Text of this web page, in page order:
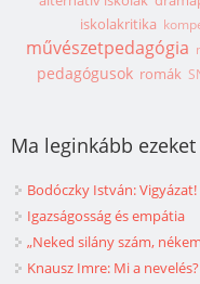
iskolakritika
művészetpedagógia
pedagógusok romák
Ma leginkább
Bodóczky István:
Igazságosság és empátia
„Neked silány szám,
Knausz Imre: Mi a nevelés?